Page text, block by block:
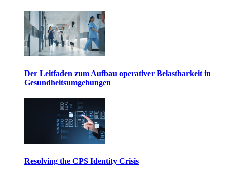
Der Leitfaden zum Aufbau operativer Belastbarkeit in
Gesundheitsumgebungen
Resolving the CPS Identity Crisis